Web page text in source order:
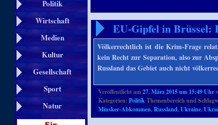
Politik
Wirtschaft
Medien
Kultur
Gesellschaft
Sport
Natur
EU-Gipfel in Brüssel:
Völkerrechtlich ist die Krim-Frage
kein Recht zur Separation, also zur
Russland das Gebiet auch nicht
Veröffentlicht am27. März 2015 um 15:49 Uhr
Kategorien:PolitikThemenbereich und
Minsker-Abkommen,Russland,Ukraine,